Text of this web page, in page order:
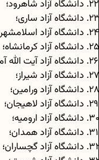
دانشگاه آزاد شاهرود؛
دانشگاه آزاد ساری؛
دانشگاه آزاد
دانشگاه آزاد کرمانشاه؛
دانشگاه آزاد آیت الله
دانشگاه آزاد شیراز؛
دانشگاه آزاد ورامین؛
دانشگاه آزاد لاهیجان؛
دانشگاه آزاد ارومیه؛
دانشگاه آزاد همدان؛
دانشگاه آزاد گچساران؛